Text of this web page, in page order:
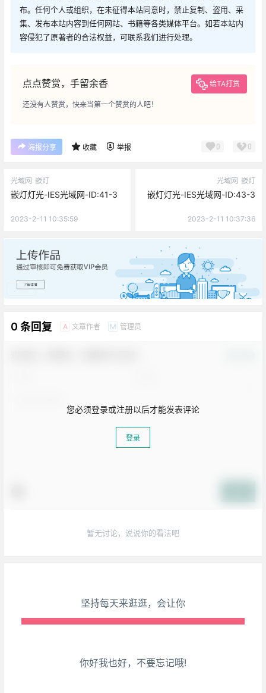
布。任何个人或组织，在未征得本站同意时，禁止复制、盗用、采
集、发布本站内容到任何网站、书籍等各类媒体平台。如若本站内
容侵犯了原著者的合法权益，可联系我们进行处理。
点点赞赏，手留余香 给TA打赏
还没有人赞赏，快来当第一个赞赏的人吧！
海报分享 收藏 举报 0 0
光域网 嵌灯
嵌灯灯光-IES光域网-ID:41-3
2023-2-11 10:35:59
光域网 嵌灯
嵌灯灯光-IES光域网-ID:43-3
2023-2-11 10:37:36
广告
0 条回复 A 文章作者 M 管理员
您必须登录或注册以后才能发表评论
登录
暂无讨论，说说你的看法吧
坚持每天来逛逛，会让你
走路也有劲了！
腰也不酸了！
你好我也好，不要忘记哦!